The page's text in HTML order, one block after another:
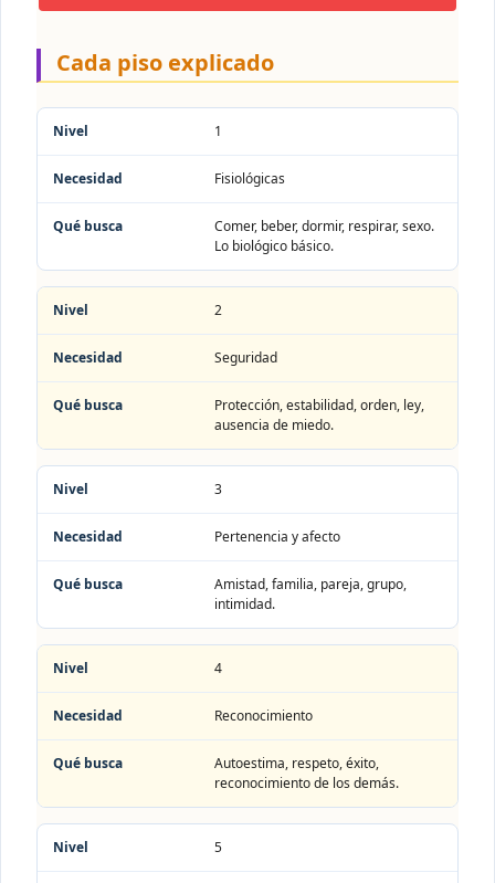
Cada piso explicado
Nivel Qué busca
1
Fisiológicas
Comer, beber, dormir, respirar, sexo.
Lo biológico básico.
2
Seguridad
Protección, estabilidad, orden, ley,
ausencia de miedo.
3
Pertenencia y afecto
Amistad, familia, pareja, grupo,
intimidad.
4
Reconocimiento
Autoestima, respeto, éxito,
reconocimiento de los demás.
5